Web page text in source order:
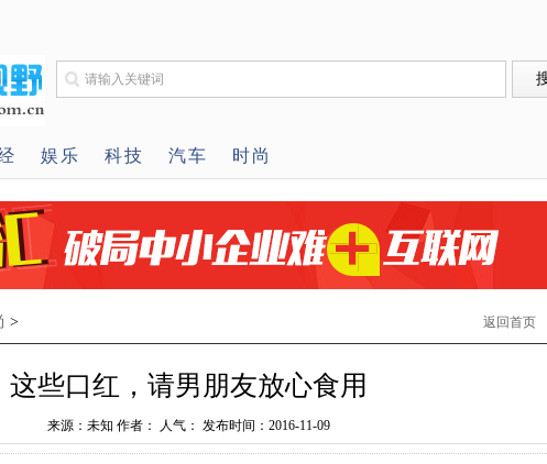
娱乐 科技 汽车 时尚
> 返回首页
这些口红，请男朋友放心食用
来源：未知 作者： 人气： 发布时间：2016-11-09